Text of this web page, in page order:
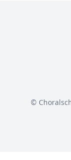
©